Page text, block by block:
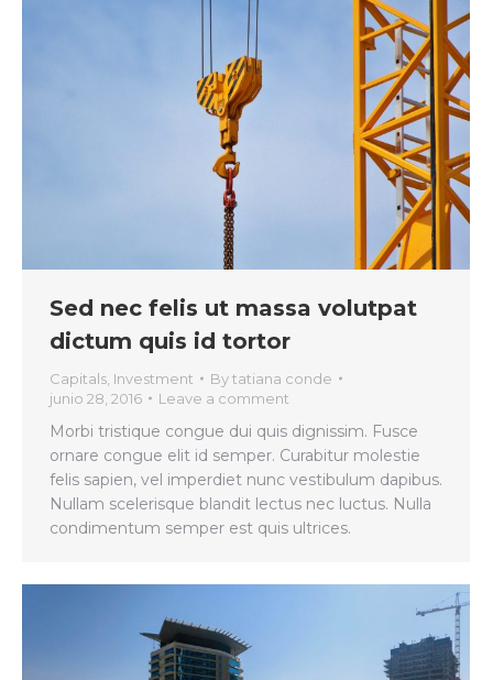
Sed nec felis ut massa volutpat
dictum quis id tortor
Capitals Investment Bytatiana conde
junio 28, 2016
Leave a comment
Morbi tristique congue dui quis dignissim. Fusce
ornare congue elit id semper. Curabitur molestie
felis sapien, vel imperdiet nunc vestibulum dapibus.
Nullam scelerisque blandit lectus nec luctus. Nulla
condimentum semper est quis ultrices.